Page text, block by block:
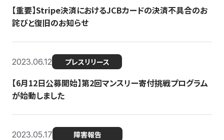
【重要】Stripe決済におけるJCBカードの決済不具合のお
詫びと復旧のお知らせ
2023.06.12 プレスリリース
【6月12日公募開始】第2回マンスリー寄付挑戦プログラム
が始動しました
2023.05.17 障害報告